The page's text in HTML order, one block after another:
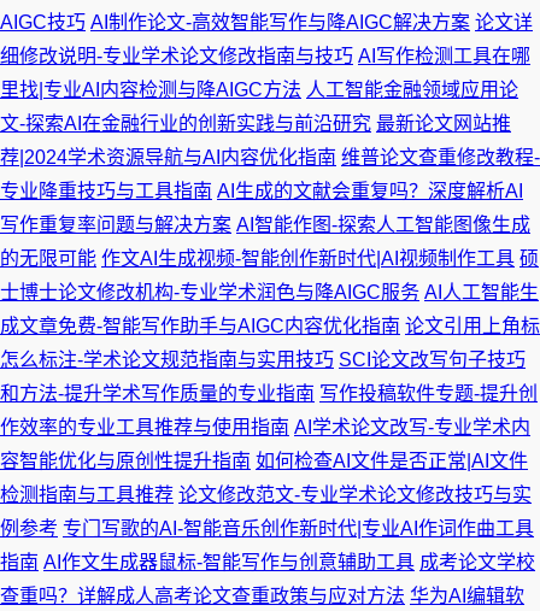
AIGC技巧 AI制作论文-高效智能写作与降AIGC解决方案 论文详
细修改说明-专业学术论文修改指南与技巧 AI写作检测工具在哪
里找|专业AI内容检测与降AIGC方法 人工智能金融领域应用论
文-探索AI在金融行业的创新实践与前沿研究 最新论文网站推
荐|2024学术资源导航与AI内容优化指南 维普论文查重修改教程-
专业降重技巧与工具指南 AI生成的文献会重复吗？深度解析AI
写作重复率问题与解决方案 AI智能作图-探索人工智能图像生成
的无限可能 作文AI生成视频-智能创作新时代|AI视频制作工具 硕
士博士论文修改机构-专业学术润色与降AIGC服务 AI人工智能生
成文章免费-智能写作助手与AIGC内容优化指南 论文引用上角标
怎么标注-学术论文规范指南与实用技巧 SCI论文改写句子技巧
和方法-提升学术写作质量的专业指南 写作投稿软件专题-提升创
作效率的专业工具推荐与使用指南 AI学术论文改写-专业学术内
容智能优化与原创性提升指南 如何检查AI文件是否正常|AI文件
检测指南与工具推荐 论文修改范文-专业学术论文修改技巧与实
例参考 专门写歌的AI-智能音乐创作新时代|专业AI作词作曲工具
指南 AI作文生成器鼠标-智能写作与创意辅助工具 成考论文学校
查重吗？详解成人高考论文查重政策与应对方法 华为AI编辑软